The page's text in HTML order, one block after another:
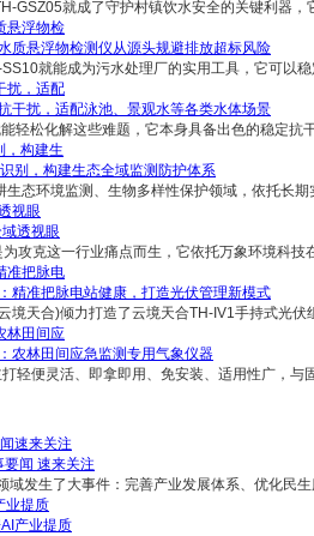
GSZ05就成了守护村镇饮水安全的关键利器，
悬浮物检
就能成为污水处理厂的实用工具，它可以稳
扰，适配
轻松化解这些难题，它本身具备出色的稳定抗
，构建生
态环境监测、生物多样性保护领域，依托长期
视眼
攻克这一行业痛点而生，它依托万象环境科技
准把脉电
境天合)倾力打造了云境天合TH-IV1手持式光伏
林田间应
轻便灵活、即拿即用、免安装、适用性广，与
速来关注
发生了大事件：完善产业发展体系、优化民生
业提质